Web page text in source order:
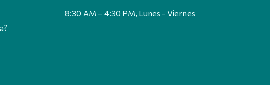
8:30 AM – 4:30 PM, Lunes - Viernes